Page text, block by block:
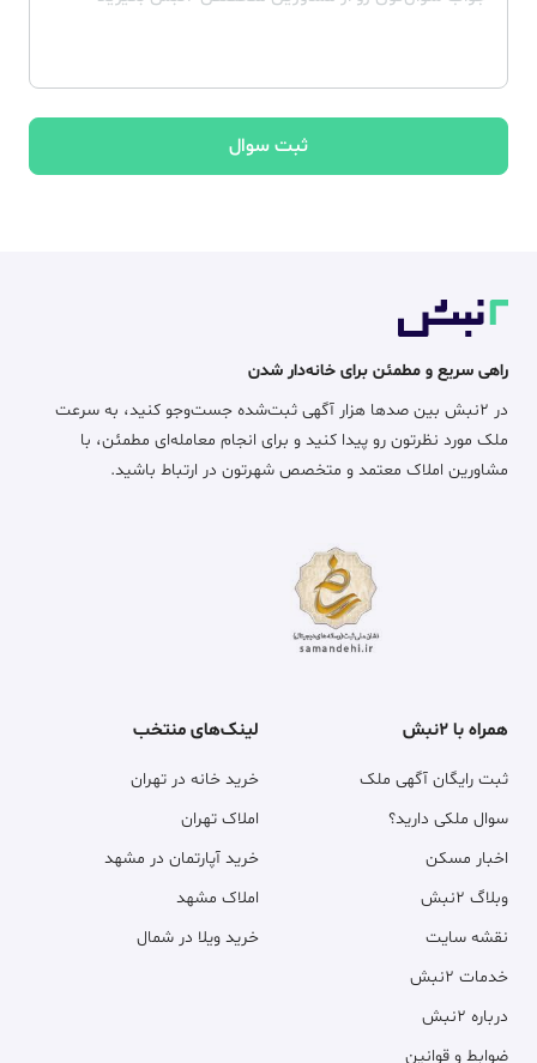
ثبت سوال
راهی سریع و مطمئن برای خانه‌دار شدن
در ۲نبش بین صدها هزار آگهی ثبت‌شده جست‌وجو کنید، به سرعت
ملک مورد نظرتون رو پیدا کنید و برای انجام معامله‌ای مطمئن، با
مشاورین املاک معتمد و متخصص شهرتون در ارتباط باشید.
همراه با ۲نبش
ثبت رایگان آگهی ملک
سوال ملکی دارید؟
اخبار مسکن
وبلاگ ۲نبش
نقشه سایت
خدمات ۲نبش
درباره ۲نبش
ضوابط و قوانین
لینک‌های منتخب
خرید خانه در تهران
املاک تهران
خرید آپارتمان در مشهد
املاک مشهد
خرید ویلا در شمال